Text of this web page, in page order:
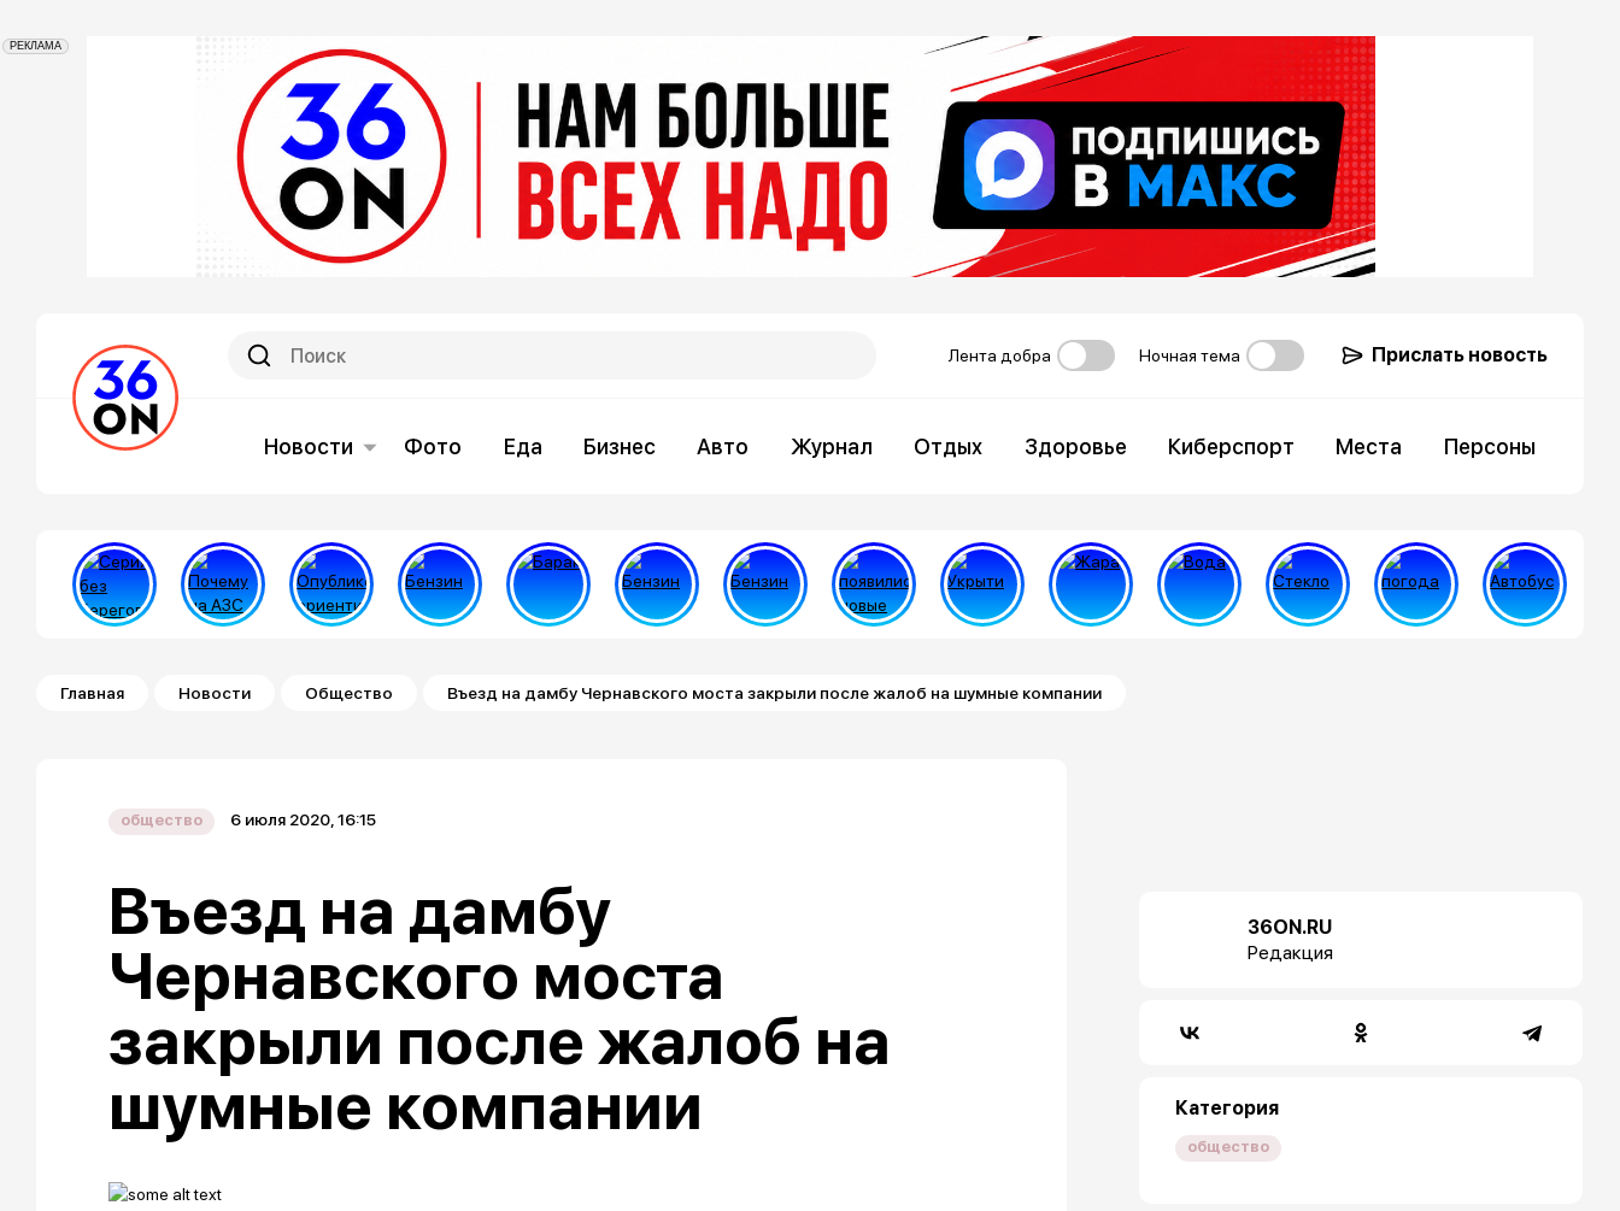
РЕКЛАМА
Лента добра Ночная тема Прислать новость
Новости Фото Еда Бизнес Авто Журнал Отдых Здоровье Киберспорт Места Персоны
Строка навигации
Главная Новости Общество Въезд на дамбу Чернавского моста закрыли после жалоб на шумные компании
общество 6 июля 2020, 16:15
Въезд на дамбу
Чернавского моста
закрыли после жалоб на
шумные компании
36ON.RU
Редакция
Категория
общество